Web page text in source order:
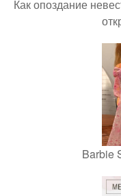
Как опоздание
Barbie